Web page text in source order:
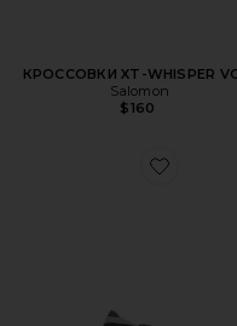
КРОССОВКИ XT-WHISPER
Salomon
$160
Favorite